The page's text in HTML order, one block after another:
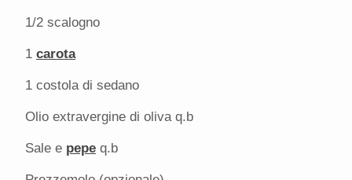
1/2 scalogno
1 carota
1 costola di sedano
Olio extravergine di oliva q.b
Sale e pepe q.b